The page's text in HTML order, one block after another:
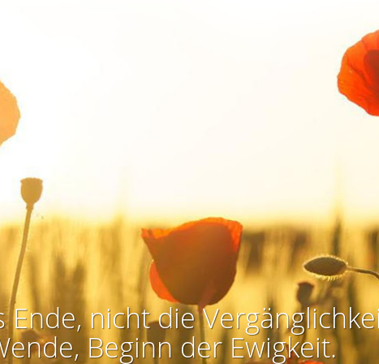
nicht die
Beginn der Ewigkeit.